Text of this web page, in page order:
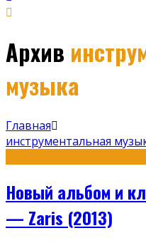
Архив
музыка
Главная
инструментальная
Новый альбом и
— Zaris (2013)